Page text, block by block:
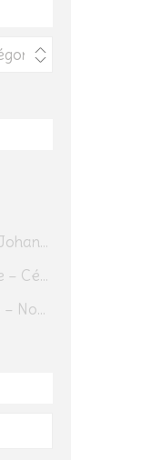
Face à l’éco-anxiété – Johannes Herrmann
Son odeur après la pluie – Cédric Sapin-Defour
Escapade à Saint-Malo – Novembre 2025 – Jour 1